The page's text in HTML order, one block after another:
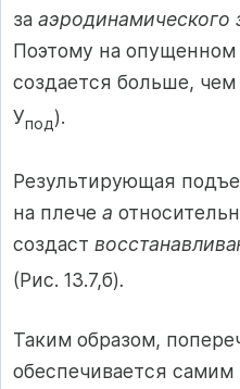
за аэродинамического
Поэтому на
создается больше,
Упод).
Результирующая
на плече а
создаст
(Рис. 13.7,б).
Таким образом,
обеспечивается